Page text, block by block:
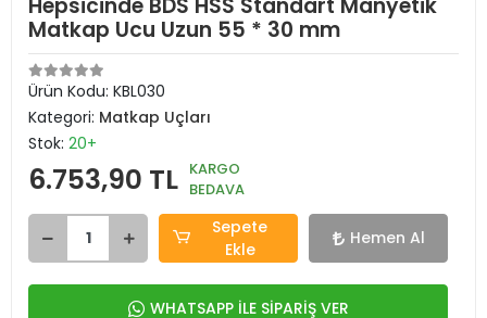
Hepsicinde BDS HSS Standart Manyetik
Matkap Ucu Uzun 55 * 30 mm
Ürün Kodu: KBL030
Kategori: Matkap Uçları
Stok: 20+
6.753,90 TL KARGO
BEDAVA
Sepete
Ekle
Hemen Al
WHATSAPP İLE SİPARİŞ VER